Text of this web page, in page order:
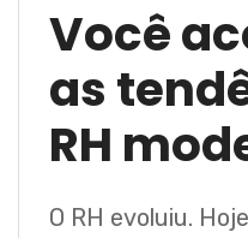
Você
as
RH
O RH evoluiu.